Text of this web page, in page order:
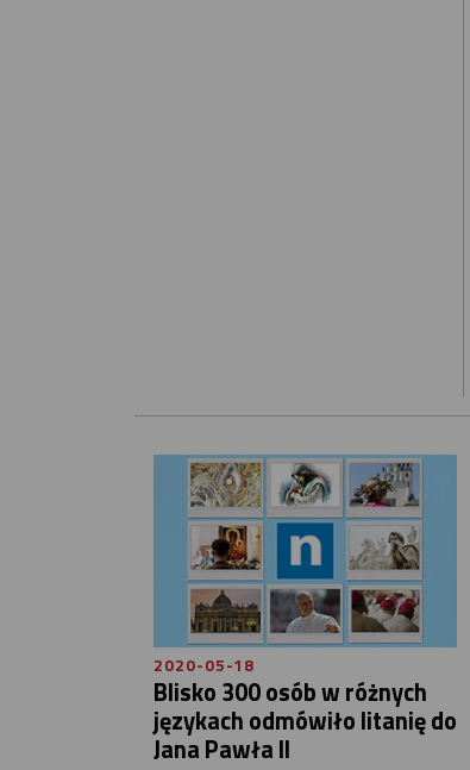
2020-05-18
Blisko 300 osób w różnych
językach odmówiło litanię do
Jana Pawła II